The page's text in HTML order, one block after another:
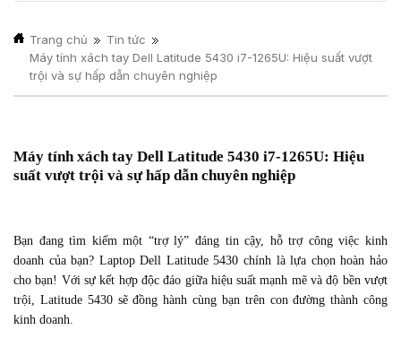
Trang chủ
Tin tức
Máy tính xách tay Dell Latitude 5430 i7-1265U: Hiệu suất vượt
trội và sự hấp dẫn chuyên nghiệp
Máy tính xách tay Dell Latitude 5430 i7-1265U: Hiệu
suất vượt trội và sự hấp dẫn chuyên nghiệp
Bạn đang tìm kiếm một “trợ lý” đáng tin cậy, hỗ trợ công việc kinh
doanh của bạn? Laptop Dell Latitude 5430 chính là lựa chọn hoàn hảo
cho bạn! Với sự kết hợp độc đáo giữa hiệu suất mạnh mẽ và độ bền vượt
trội, Latitude 5430 sẽ đồng hành cùng bạn trên con đường thành công
kinh doanh.